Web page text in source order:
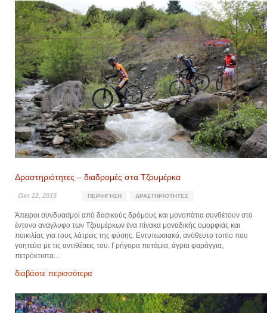
Δραστηριότητες – διαδρομές στα Τζουμέρκα
Οκτ 22, 2015 ΠΕΡΙΉΓΗΣΗ ΔΡΑΣΤΗΡΙΌΤΗΤΕΣ
Άπειροι συνδυασμοί από δασικούς δρόμους και μονοπάτια συνθέτουν στο
έντονο ανάγλυφο των Τζουμέρκων ένα πίνακα μοναδικής ομορφιάς και
ποικιλίας για τους λάτρεις της φύσης. Εντυπωσιακό, ανόθευτο τοπίο που
γοητεύει με τις αντιθέσεις του. Γρήγορα ποτάμια, άγρια φαράγγια,
πετρόκτιστα...
διαβάστε περισσότερα